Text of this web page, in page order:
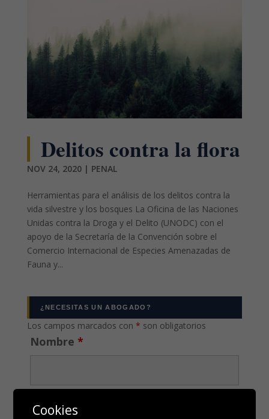
Delitos contra la flora
NOV 24, 2020| PENAL
Herramientas para el análisis de los delitos contra la
vida silvestre y los bosques La Oficina de las Naciones
Unidas contra la Droga y el Delito (UNODC) con el
apoyo de la Secretaría de la Convención sobre el
Comercio Internacional de Especies Amenazadas de
Fauna y...
¿NECESITAS UN ABOGADO?
Los campos marcados con * son obligatorios
Nombre *
Email*
Cookies